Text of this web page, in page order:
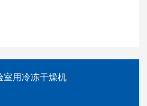
室用冷冻干燥机